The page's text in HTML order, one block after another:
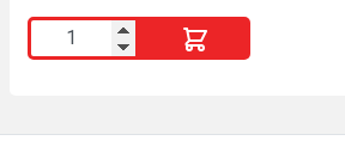
quantité
de